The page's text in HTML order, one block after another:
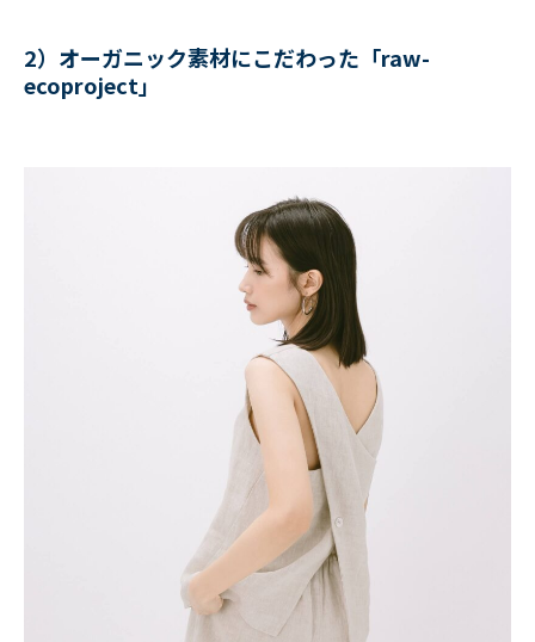
2）オーガニック素材にこだわった「raw-
ecoproject」